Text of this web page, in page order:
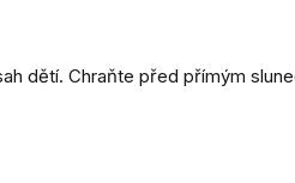
dětí. Chraňte před přímým